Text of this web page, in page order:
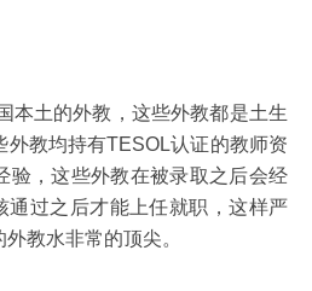
本土的外教，这些外教都是土生
外教均持有TESOL认证的教师资
验，这些外教在被录取之后会经
通过之后才能上任就职，这样严
教水非常的顶尖。